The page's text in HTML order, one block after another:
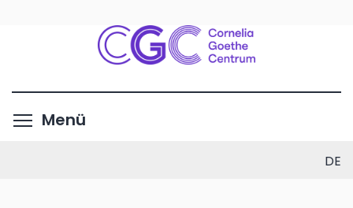
Inhalt
Menü
DE